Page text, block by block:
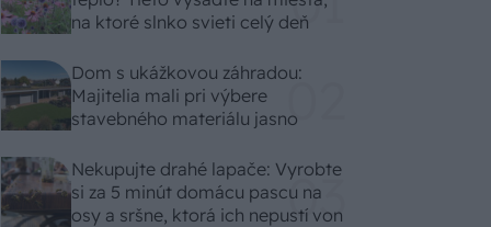
na ktoré slnko svieti celý deň
Dom s ukážkovou záhradou:
Majitelia mali pri výbere
stavebného materiálu jasno
Nekupujte drahé lapače: Vyrobte
si za 5 minút domácu pascu na
osy a sršne, ktorá ich nepustí von